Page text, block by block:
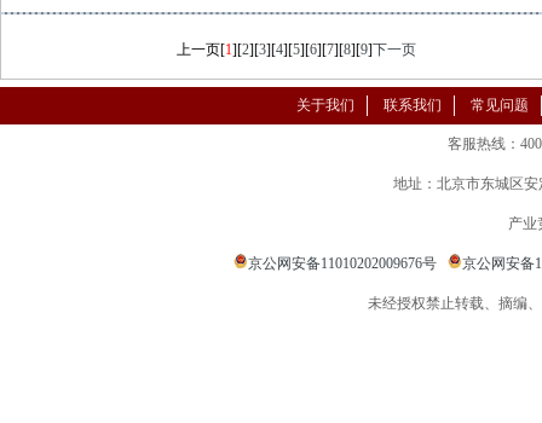
上一页[1][2][3][4][5][6][7][8][9]下一页
关于我们 联系我们 常见问题
客服热线：
地址：北京市东城区
产业
京公网安备11010202009676号 京公网安备
未经授权禁止转载、摘编